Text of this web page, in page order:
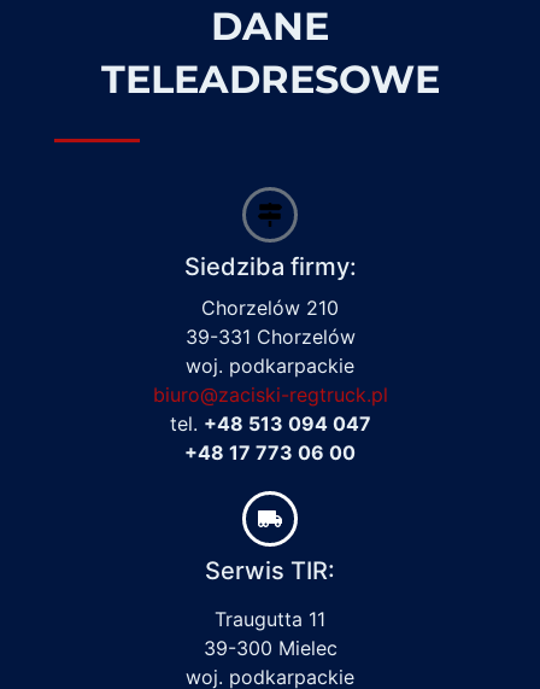
DANE
TELEADRESOWE
Siedziba firmy:
Chorzelów 210
39-331 Chorzelów
woj. podkarpackie
biuro@zaciski-regtruck.pl
tel. +48 513 094 047
+48 17 773 06 00
Serwis TIR:
Traugutta 11
39-300 Mielec
woj. podkarpackie